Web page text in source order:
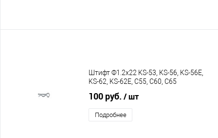
Штифт Ф1.2х22 KS-53, KS-56, KS-56E,
KS-62, KS-62E, C55, C60, C65
100 руб. / шт
Подробнее